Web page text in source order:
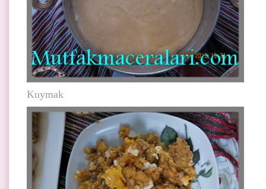
Kuymak